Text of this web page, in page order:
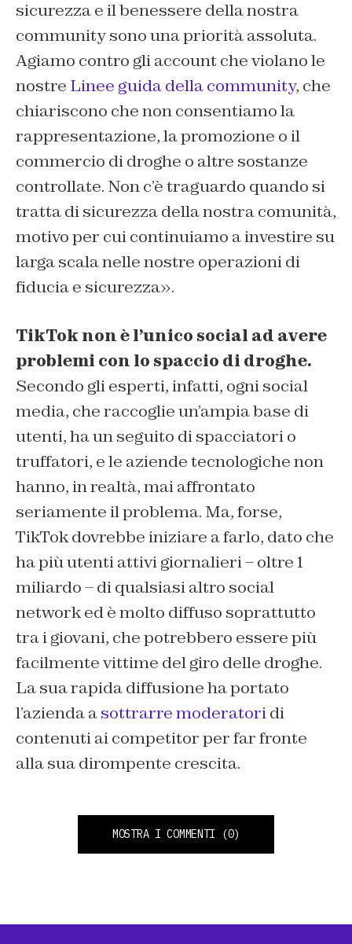
sicurezza e il benessere della nostra
community sono una priorità assoluta.
Agiamo contro gli account che violano le
nostre Linee guida della community, che
chiariscono che non consentiamo la
rappresentazione, la promozione o il
commercio di droghe o altre sostanze
controllate. Non c’è traguardo quando si
tratta di sicurezza della nostra comunità,
motivo per cui continuiamo a investire su
larga scala nelle nostre operazioni di
fiducia e sicurezza».
TikTok non è l’unico social ad avere
problemi con lo spaccio di droghe.
Secondo gli esperti, infatti, ogni social
media, che raccoglie un’ampia base di
utenti, ha un seguito di spacciatori o
truffatori, e le aziende tecnologiche non
hanno, in realtà, mai affrontato
seriamente il problema. Ma, forse,
TikTok dovrebbe iniziare a farlo, dato che
ha più utenti attivi giornalieri – oltre 1
miliardo – di qualsiasi altro social
network ed è molto diffuso soprattutto
tra i giovani, che potrebbero essere più
facilmente vittime del giro delle droghe.
La sua rapida diffusione ha portato
l’azienda asottrarre moderatoridi
contenuti ai competitor per far fronte
alla sua dirompente crescita.
MOSTRA I COMMENTI (0)